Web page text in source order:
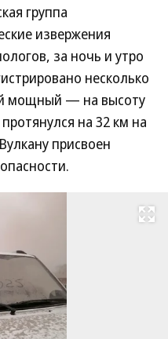
группа
извержения
за ночь и утро
несколько
мощный — на высоту
на 32 км на
присвоен
Развернуть